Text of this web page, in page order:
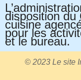
disposition du
cuisine
pour les
et le bureau.
© 2023 Le site